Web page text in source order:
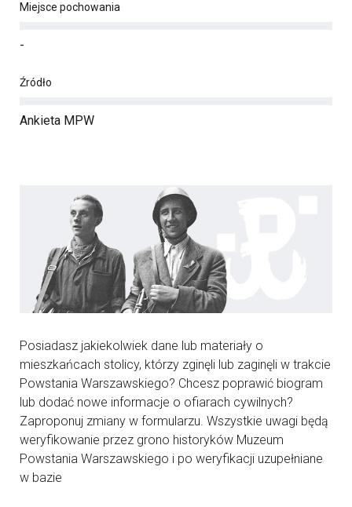
Miejsce pochowania
-
Źródło
Ankieta MPW
Posiadasz jakiekolwiek dane lub materiały o
mieszkańcach stolicy, którzy zginęli lub zaginęli w trakcie
Powstania Warszawskiego? Chcesz poprawić biogram
lub dodać nowe informacje o ofiarach cywilnych?
Zaproponuj zmiany w formularzu. Wszystkie uwagi będą
weryfikowanie przez grono historyków Muzeum
Powstania Warszawskiego i po weryfikacji uzupełniane
w bazie